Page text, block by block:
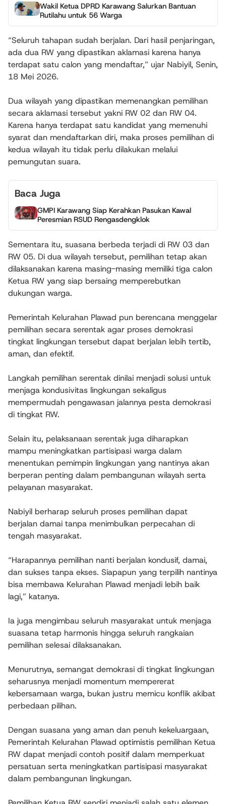
Wakil Ketua DPRD Karawang Salurkan Bantuan
Rutilahu untuk 56 Warga
“Seluruh tahapan sudah berjalan. Dari hasil penjaringan,
ada dua RW yang dipastikan aklamasi karena hanya
terdapat satu calon yang mendaftar,” ujar Nabiyil, Senin,
18 Mei 2026.
Dua wilayah yang dipastikan memenangkan pemilihan
secara aklamasi tersebut yakni RW 02 dan RW 04.
Karena hanya terdapat satu kandidat yang memenuhi
syarat dan mendaftarkan diri, maka proses pemilihan di
kedua wilayah itu tidak perlu dilakukan melalui
pemungutan suara.
Baca Juga
GMPI Karawang Siap Kerahkan Pasukan Kawal
Peresmian RSUD Rengasdengklok
Sementara itu, suasana berbeda terjadi di RW 03 dan
RW 05. Di dua wilayah tersebut, pemilihan tetap akan
dilaksanakan karena masing-masing memiliki tiga calon
Ketua RW yang siap bersaing memperebutkan
dukungan warga.
Pemerintah Kelurahan Plawad pun berencana menggelar
pemilihan secara serentak agar proses demokrasi
tingkat lingkungan tersebut dapat berjalan lebih tertib,
aman, dan efektif.
Langkah pemilihan serentak dinilai menjadi solusi untuk
menjaga kondusivitas lingkungan sekaligus
mempermudah pengawasan jalannya pesta demokrasi
di tingkat RW.
Selain itu, pelaksanaan serentak juga diharapkan
mampu meningkatkan partisipasi warga dalam
menentukan pemimpin lingkungan yang nantinya akan
berperan penting dalam pembangunan wilayah serta
pelayanan masyarakat.
Nabiyil berharap seluruh proses pemilihan dapat
berjalan damai tanpa menimbulkan perpecahan di
tengah masyarakat.
“Harapannya pemilihan nanti berjalan kondusif, damai,
dan sukses tanpa ekses. Siapapun yang terpilih nantinya
bisa membawa Kelurahan Plawad menjadi lebih baik
lagi,” katanya.
Ia juga mengimbau seluruh masyarakat untuk menjaga
suasana tetap harmonis hingga seluruh rangkaian
pemilihan selesai dilaksanakan.
Menurutnya, semangat demokrasi di tingkat lingkungan
seharusnya menjadi momentum mempererat
kebersamaan warga, bukan justru memicu konflik akibat
perbedaan pilihan.
Dengan suasana yang aman dan penuh kekeluargaan,
Pemerintah Kelurahan Plawad optimistis pemilihan Ketua
RW dapat menjadi contoh positif dalam memperkuat
persatuan serta meningkatkan partisipasi masyarakat
dalam pembangunan lingkungan.